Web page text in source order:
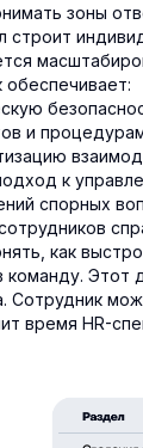
зоны
строит
обеспечивает:
и
к
спорных
как
команду.
Сотрудник
время HR-